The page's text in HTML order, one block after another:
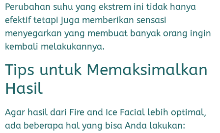
Perubahan suhu yang ekstrem ini tidak hanya
efektif tetapi juga memberikan sensasi
menyegarkan yang membuat banyak orang ingin
kembali melakukannya.
Tips untuk Memaksimalkan
Hasil
Agar hasil dari Fire and Ice Facial lebih optimal,
ada beberapa hal yang bisa Anda lakukan: